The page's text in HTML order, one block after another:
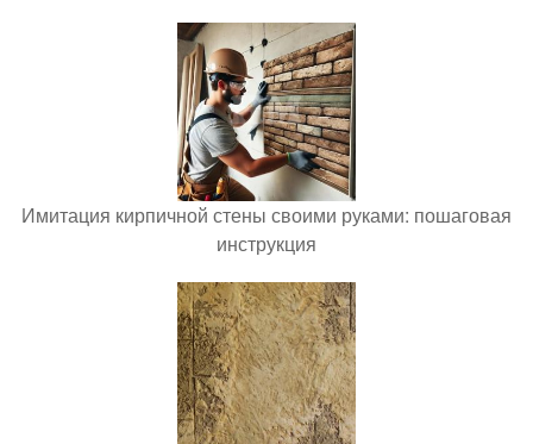
Имитация кирпичной стены своими руками: пошаговая
инструкция